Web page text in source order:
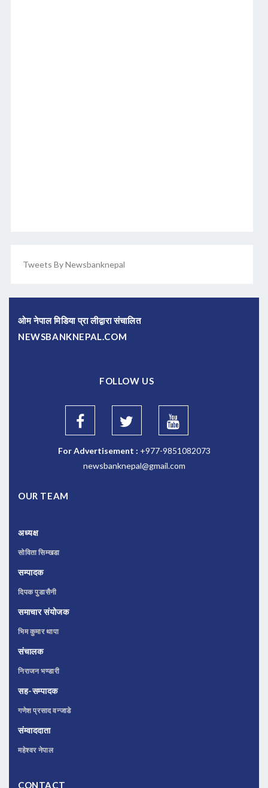
Tweets By Newsbanknepal
ओम नेपाल मिडिया प्रा लीद्वारा संचालित
NEWSBANKNEPAL.COM
FOLLOW US
For Advertisement : +977-9851082073
newsbanknepal@gmail.com
OUR TEAM
अध्यक्ष
सोविता सिम्खडा
सम्पादक
दिपक पुडासैनी
समाचार संयोजक
भिम कुमार थापा
संचालक
निराजन भण्डारी
सह-सम्पादक
गणेश प्रसाद वन्जाडे
संम्वाददाता
महेश्वर नेपाल
CONTACT